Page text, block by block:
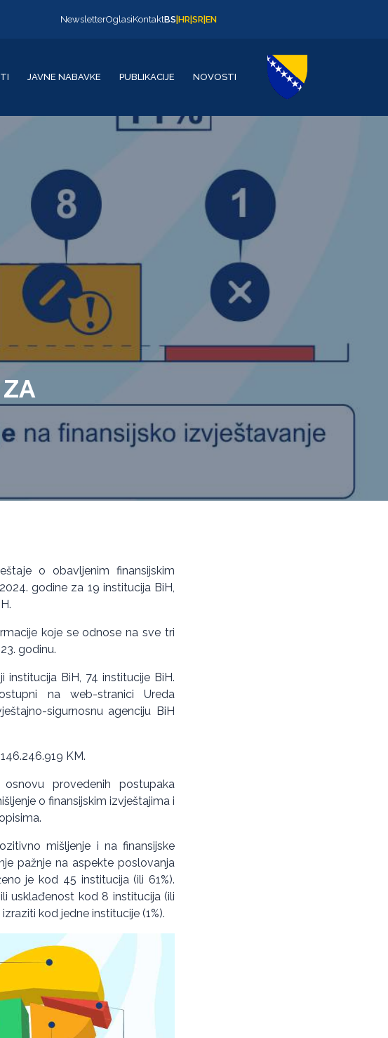
NewsletterOglasiKontaktBS HR SR EN
JAVNE NABAVKE PUBLIKACIJE NOVOSTI
o obavljenim finansijskim
godine za 19 institucija BiH,
koje se odnose na sve tri
godinu.
institucija BiH, 74 institucije BiH.
na web-stranici Ureda
sigurnosnu agenciju BiH
KM.
provedenih postupaka
o finansijskim izvještajima i
mišljenje i na finansijske
pažnje na aspekte poslovanja
je kod 45 institucija (ili 61%).
usklađenost kod 8 institucija (ili
kod jedne institucije (1%).